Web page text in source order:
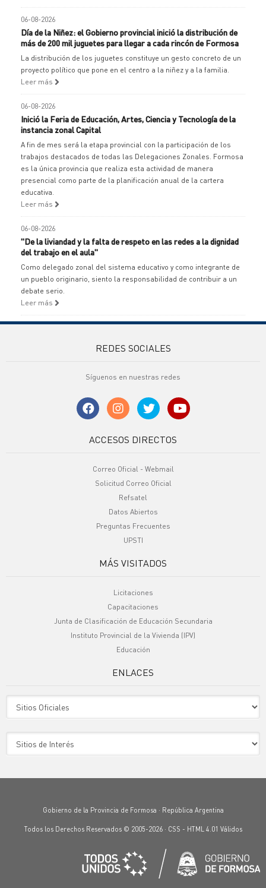
06-08-2026
Día de la Niñez: el Gobierno provincial inició la distribución de
más de 200 mil juguetes para llegar a cada rincón de Formosa
La distribución de los juguetes constituye un gesto concreto de un
proyecto político que pone en el centro a la niñez y a la familia.
Leer más
06-08-2026
Inició la Feria de Educación, Artes, Ciencia y Tecnología de la
instancia zonal Capital
A fin de mes será la etapa provincial con la participación de los
trabajos destacados de todas las Delegaciones Zonales. Formosa
es la única provincia que realiza esta actividad de manera
presencial como parte de la planificación anual de la cartera
educativa.
Leer más
06-08-2026
"De la liviandad y la falta de respeto en las redes a la dignidad
del trabajo en el aula"
Como delegado zonal del sistema educativo y como integrante de
un pueblo originario, siento la responsabilidad de contribuir a un
debate serio.
Leer más
REDES SOCIALES
Síguenos en nuestras redes
ACCESOS DIRECTOS
Correo Oficial - Webmail
Solicitud Correo Oficial
Refsatel
Datos Abiertos
Preguntas Frecuentes
UPSTI
MÁS VISITADOS
Licitaciones
Capacitaciones
Junta de Clasificación de Educación Secundaria
Instituto Provincial de la Vivienda (IPV)
Educación
ENLACES
Gobierno de la Provincia de Formosa · República Argentina
Todos los Derechos Reservados © 2005-2026 · CSS - HTML 4.01 Válidos